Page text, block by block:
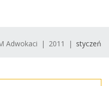
Adwokaci | 2011 | styczeń